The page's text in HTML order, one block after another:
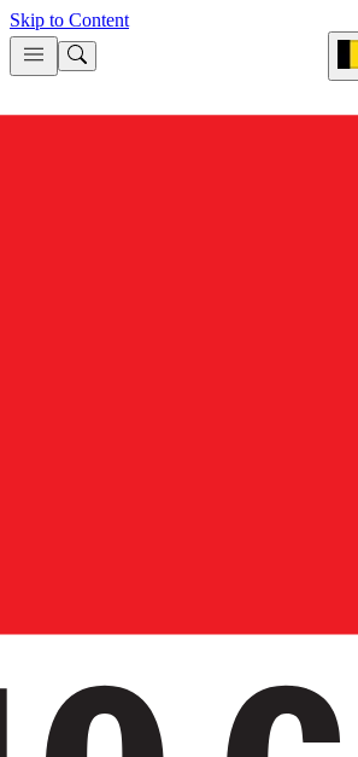
Skip to Content